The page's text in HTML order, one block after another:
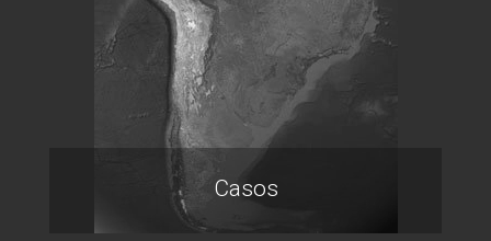
Casos